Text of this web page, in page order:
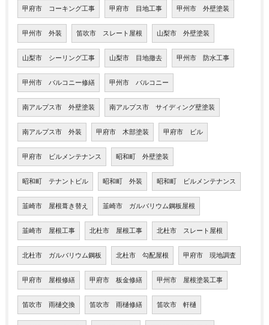
甲府市 コーキング工事 甲府市 目地工事 甲州市 外壁塗装
甲州市 外装 笛吹市 スレート屋根 山梨市 外壁塗装
山梨市 シーリング工事 山梨市 目地撤去 甲州市 防水工事
甲州市 バルコニー修繕 甲州市 バルコニー
南アルプス市 外壁塗装 南アルプス市 サイディング壁塗装
南アルプス市 外装 甲府市 木部塗装 甲府市 ビル
甲府市 ビルメンテナンス 昭和町 外壁塗装
昭和町 テナントビル 昭和町 外装 昭和町 ビルメンテナンス
韮崎市 屋根葺き替え 韮崎市 ガルバリウム鋼板屋根
韮崎市 屋根工事 北杜市 屋根工事 北杜市 スレート屋根
北杜市 ガルバリウム鋼板 北杜市 勾配屋根 甲府市 現地調査
甲府市 屋根修繕 甲府市 板金修繕 甲州市 屋根塗装工事
笛吹市 雨樋交換 笛吹市 雨樋修繕 笛吹市 軒樋